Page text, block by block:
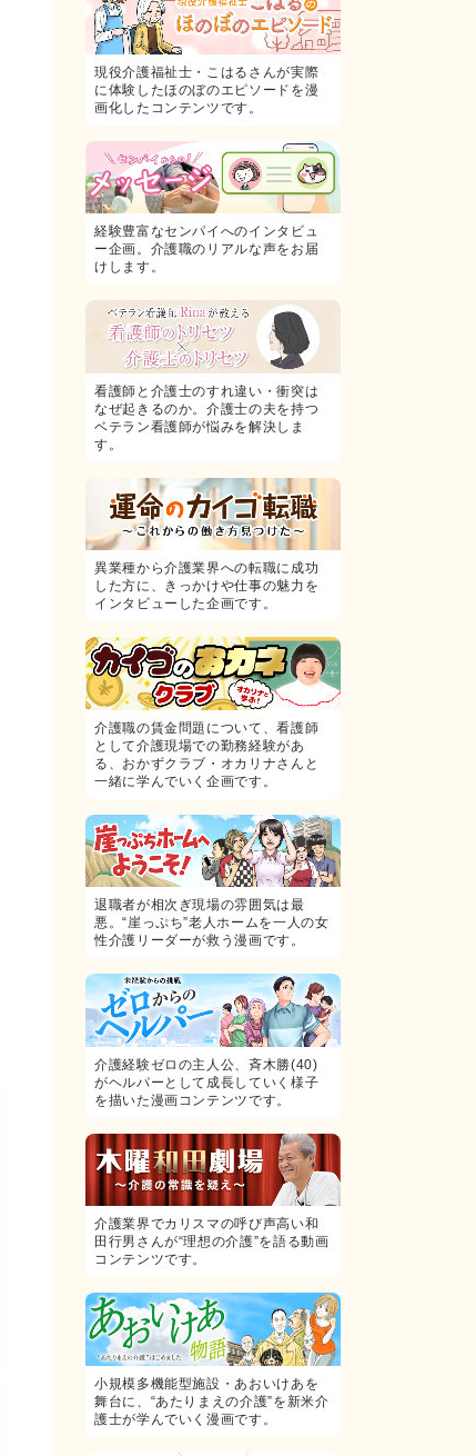
現役介護福祉士・こはるさんが実際
に体験したほのぼのエピソードを漫
画化したコンテンツです。
経験豊富なセンパイへのインタビュ
ー企画。介護職のリアルな声をお届
けします。
看護師と介護士のすれ違い・衝突は
なぜ起きるのか。介護士の夫を持つ
ベテラン看護師が悩みを解決しま
す。
異業種から介護業界への転職に成功
した方に、きっかけや仕事の魅力を
インタビューした企画です。
介護職の賃金問題について、看護師
として介護現場での勤務経験があ
る、おかずクラブ・オカリナさんと
一緒に学んでいく企画です。
退職者が相次ぎ現場の雰囲気は最
悪。“崖っぷち”老人ホームを一人の女
性介護リーダーが救う漫画です。
介護経験ゼロの主人公、斉木勝(40)
がヘルパーとして成長していく様子
を描いた漫画コンテンツです。
介護業界でカリスマの呼び声高い和
田行男さんが“理想の介護”を語る動画
コンテンツです。
小規模多機能型施設・あおいけあを
舞台に、“あたりまえの介護”を新米介
護士が学んでいく漫画です。